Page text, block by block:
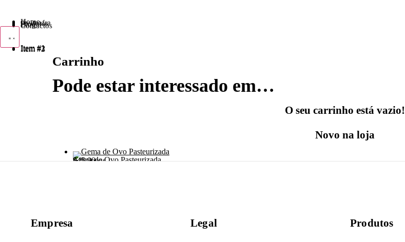
Home
Ovimafra
Produtos
Blog
Contactos
Item #1
Item #2
Item #3
Carrinho
Pode estar interessado em…
O seu carrinho está vazio!
Novo na loja
Gema de Ovo Pasteurizada
$45.00
Adicionar
Empresa Legal Produtos